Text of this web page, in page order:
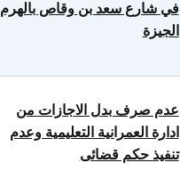
في شارع سعد بن وقاص بالهرم
الجيزة
عدم صرف بدل الاجازات من
ادارة العمرانية التعليمية وعدم
تنفيذ حكم قضائى